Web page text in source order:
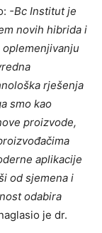
-Bc Institut je
novih hibrida i
rješenja
smo kao
proizvode,
aplikacije
od sjemena i
odabira
je dr.